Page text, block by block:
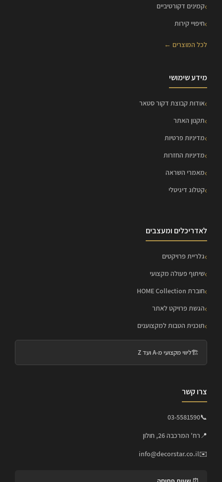
קמינים דקורטיביים
חיפויי קירות
לכל המוצרים ←
מידע שימושי
אודות קבוצת דקור סטאר
תקנון האתר
מדיניות פרטיות
מדיניות החזרות
מאמרי השראה
קטלוג דיגיטלי
לאדריכלים ומעצבים
גלריית פרויקטים
שיתוף פעולה מקצועי
חוברת HOME Collection
הגשת פרויקט לאתר
תוכנית הטבות למקצוענים
🏗️ליווי מקצועי מ-A ועד Z
צרו קשר
📞
03-5581590
📍רח' המרכבה 26, חולון
✉️
info@decorstar.co.il